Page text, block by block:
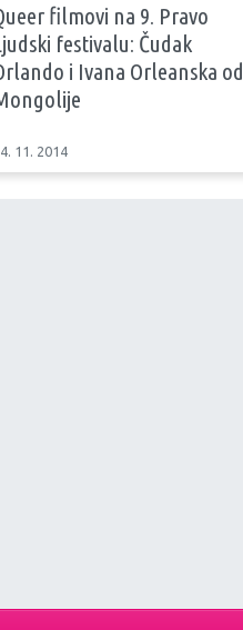
filmovi na 9. Pravo
festivalu: Čudak
i Ivana Orleanska od
11. 2014